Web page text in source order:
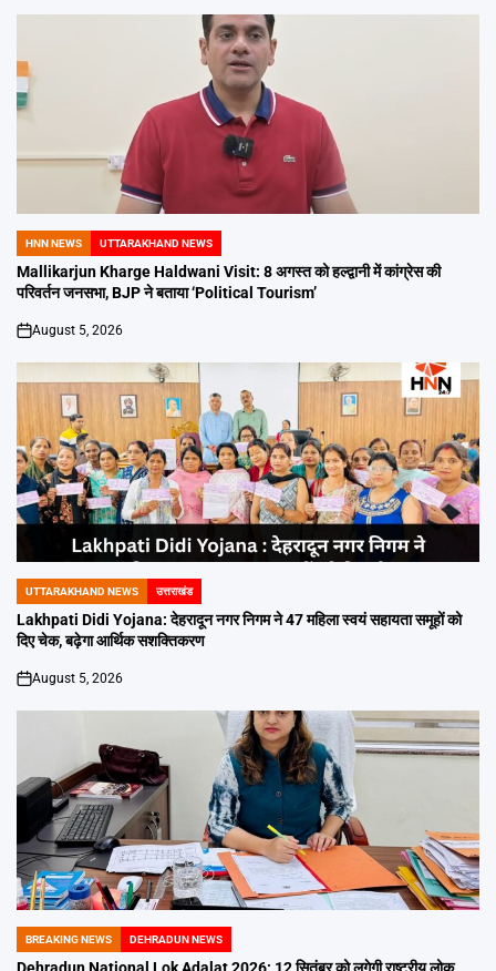
POSTED
IN
HNN NEWS UTTARAKHAND NEWS
Mallikarjun Kharge Haldwani Visit: 8 अगस्त को हल्द्वानी में कांग्रेस की
परिवर्तन जनसभा, BJP ने बताया ‘Political Tourism’
on
August 5, 2026
POSTED
IN
UTTARAKHAND NEWS उत्तराखंड
Lakhpati Didi Yojana: देहरादून नगर निगम ने 47 महिला स्वयं सहायता समूहों को
दिए चेक, बढ़ेगा आर्थिक सशक्तिकरण
on
August 5, 2026
POSTED
IN
BREAKING NEWS DEHRADUN NEWS